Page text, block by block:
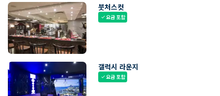
붓처스컷
check요금 포함
갤럭시 라운지
check요금 포함